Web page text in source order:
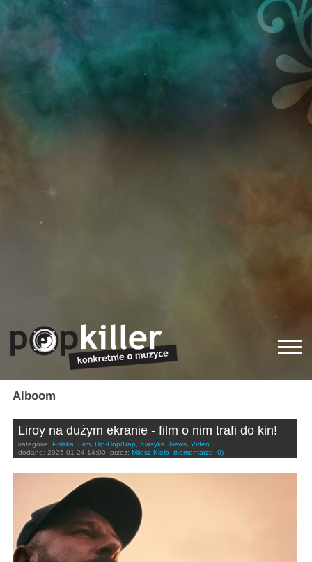
Alboom
Liroy na dużym ekranie - film o nim trafi do kin!
kategorie: Polska, Film, Hip-Hop/Rap, Klasyka, News, Video
dodano: 2025-01-24 14:00 przez: Miłosz Kiełb (komentarze: 0)